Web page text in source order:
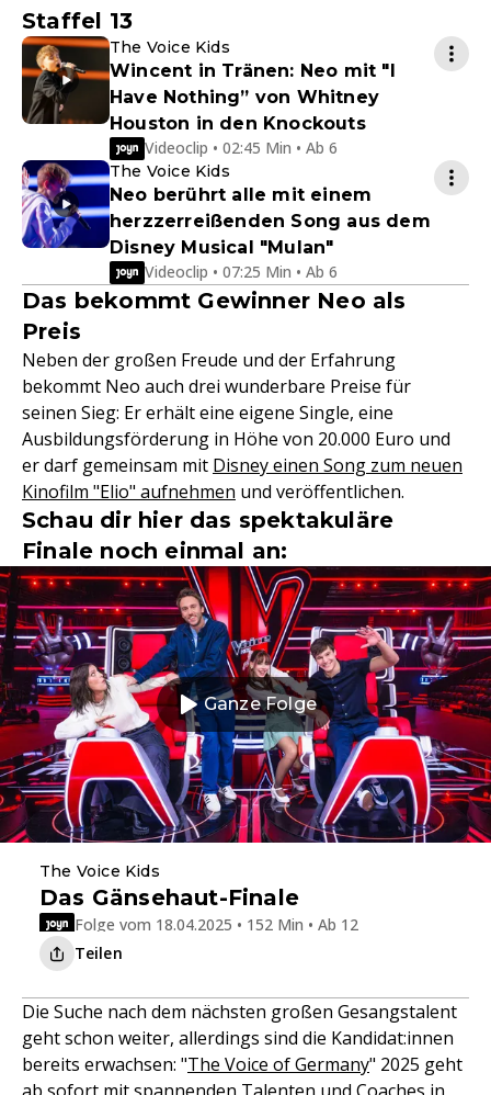
Staffel 13
The Voice Kids
Wincent in Tränen: Neo mit "I
Have Nothing” von Whitney
Houston in den Knockouts
Videoclip • 02:45 Min • Ab 6
The Voice Kids
Neo berührt alle mit einem
herzzerreißenden Song aus dem
Disney Musical "Mulan"
Videoclip • 07:25 Min • Ab 6
Das bekommt Gewinner Neo als
Preis
Neben der großen Freude und der Erfahrung
bekommt Neo auch drei wunderbare Preise für
seinen Sieg: Er erhält eine eigene Single, eine
Ausbildungsförderung in Höhe von 20.000 Euro und
er darf gemeinsam mit Disney einen Song zum neuen
Kinofilm "Elio" aufnehmen und veröffentlichen.
Schau dir hier das spektakuläre
Finale noch einmal an:
Ganze Folge
The Voice Kids
Das Gänsehaut-Finale
Folge vom 18.04.2025 • 152 Min • Ab 12
Teilen
Die Suche nach dem nächsten großen Gesangstalent
geht schon weiter, allerdings sind die Kandidat:innen
bereits erwachsen: "The Voice of Germany" 2025 geht